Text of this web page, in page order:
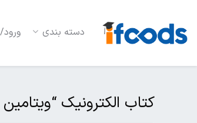
دسته بندی
کتاب الکترونیک